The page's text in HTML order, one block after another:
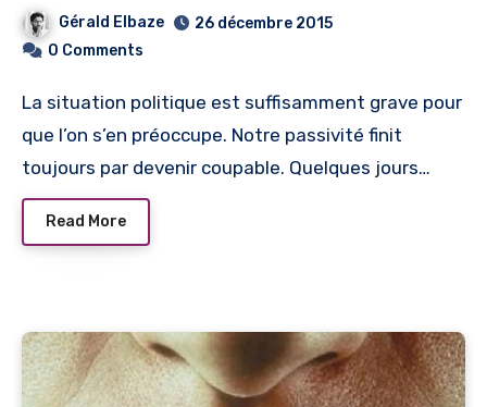
Gérald Elbaze
26 décembre 2015
0 Comments
La situation politique est suffisamment grave pour
que l’on s’en préoccupe. Notre passivité finit
toujours par devenir coupable. Quelques jours…
Read More